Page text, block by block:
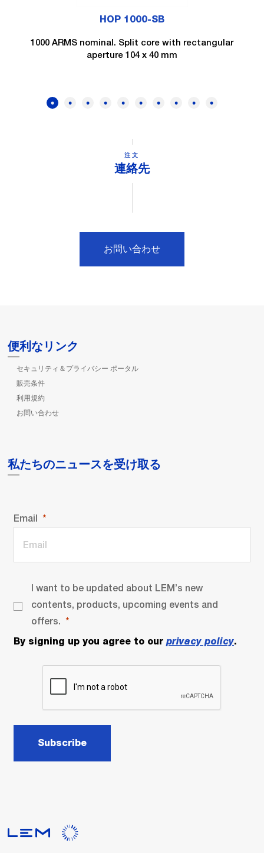
HOP 1000-SB
1000 ARMS nominal. Split core with rectangular
aperture 104 x 40 mm
注文
連絡先
お問い合わせ
便利なリンク
セキュリティ＆プライバシー ポータル
販売条件
利用規約
お問い合わせ
私たちのニュースを受け取る
Email
I want to be updated about LEM’s new
contents, products, upcoming events and
offers.
By signing up you agree to our privacy policy.
Subscribe